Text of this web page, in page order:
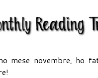
mese novembre, ho